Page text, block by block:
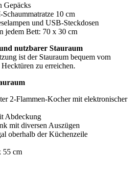
Gepäcks
10 cm
und USB-Steckdosen
jedem Bett: 70 x 30 cm
nutzbarer Stauraum
ist der Stauraum bequem vom
zu erreichen.
2-Flammen-Kocher mit elektronischer
Abdeckung
mit diversen Auszügen
oberhalb der Küchenzeile
55 cm